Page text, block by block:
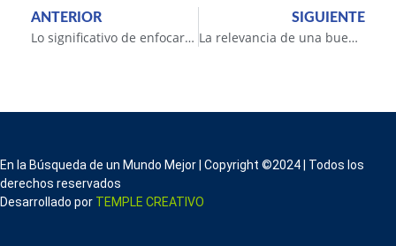
ANTERIOR
Lo significativo de enfocarse en acciones pequeñas (o el 15%)
SIGUIENTE
La relevancia de una buena dinámica de grupo
En la Búsqueda de un Mundo Mejor | Copyright ©2024 | Todos los
derechos reservados
Desarrollado por TEMPLE CREATIVO